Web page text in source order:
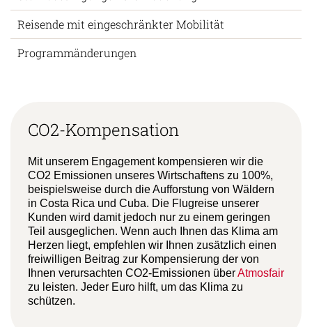
Stornobedingungen & Umbuchung
Reisende mit eingeschränkter Mobilität
CO2-Kompensation
Mit unserem Engagement kompensieren wir die
CO2 Emissionen unseres Wirtschaftens zu 100%,
beispielsweise durch die Aufforstung von Wäldern
in Costa Rica und Cuba. Die Flugreise unserer
Kunden wird damit jedoch nur zu einem geringen
Teil ausgeglichen. Wenn auch Ihnen das Klima am
Herzen liegt, empfehlen wir Ihnen zusätzlich einen
freiwilligen Beitrag zur Kompensierung der von
Ihnen verursachten CO2-Emissionen überAtmosfair
zu leisten. Jeder Euro hilft, um das Klima zu